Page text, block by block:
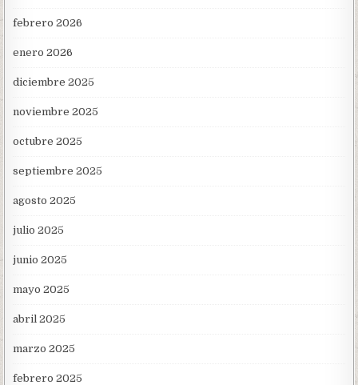
febrero 2026
enero 2026
diciembre 2025
noviembre 2025
octubre 2025
septiembre 2025
agosto 2025
julio 2025
junio 2025
mayo 2025
abril 2025
marzo 2025
febrero 2025